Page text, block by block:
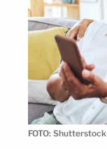
FOTO: Shutterstock